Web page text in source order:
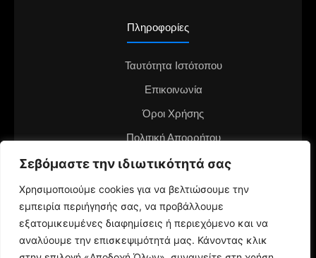
Σεβόμαστε την ιδιωτικότητά σας
Χρησιμοποιούμε cookies για να βελτιώσουμε την
εμπειρία περιήγησής σας, να προβάλλουμε
εξατομικευμένες διαφημίσεις ή περιεχόμενο και να
αναλύουμε την επισκεψιμότητά μας. Κάνοντας κλικ
Πληροφορίες
Ταυτότητα Ιστότοπου
Επικοινωνία
Όροι Χρήσης
Πολιτική Απορρήτου
Διαφημιστείτε στο notianea.gr
Γίνε ο ανταποκριτής στην περιοχή σου